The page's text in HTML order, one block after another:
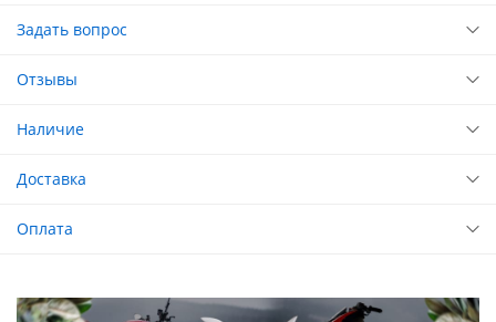
Задать вопрос
Отзывы
Наличие
Доставка
Оплата